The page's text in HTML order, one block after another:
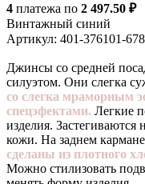
4 платежа по 2 497.50 ₽
Винтажный синий
Артикул: 401-376101-678
Джинсы со средней
силуэтом. Они слегка
со слегка мраморным
спецэфектами. Легкие
изделия.
кожи. На заднем
сделаны из плотного
Можно стилизовать